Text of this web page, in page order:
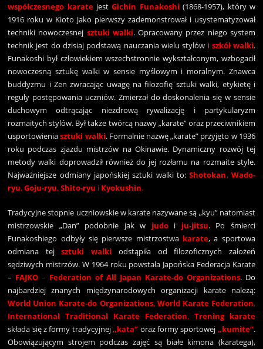
współczesnego karatejestGichin Funakoshi (1868-1957), który w
1916 roku w Kioto jako pierwszy zademonstrował i usystematyzował
techniki nowoczesnej sztuki walki. Opracowany przez niego system
technik jest do dzisiaj podstawą nauczania wielu stylów i szkół walki.
Funakoshi był człowiekiem wszechstronnie wykształconym, wzbogacił
nowoczesną sztukę walki w sensie myślowym i moralnym. Znawca
buddyzmu i Zen zwracając uwagę na filozofię sztuki walki, etykietę i
reguły postępowania uczniów. Zmierzał do doskonalenia się w sensie
duchowym odtrącając niezdrową rywalizację i partykularyzm
rozmaitych stylów. Był także twórcą nazwy „karate” oraz przeciwnikiem
usportowieniasztuki walki. Formalnie nazwę „karate” przyjęto w 1936
roku podczas zjazdu mistrzów na Okinawie. Dynamiczny rozwój tej
metody walki doprowadził również do jej rozłamu na rozmaite style.
Najważniejsze odmiany japońskiej sztuki walki to: Shotokan, Wado-
ryu,Goju-ryu,Shito-ryu i Kyokushin.
Tradycyjne stopnie uczniowskie w karate nazywane są „kyu” natomiast
mistrzowskie „Dan” podobnie jak w judoi ju-jitsu. Po śmierci
Funakoshiego odbyły się pierwsze mistrzostwa karate, a sportowa
odmiana tejsztuki walki odstąpiła od filozoficznych założeń
sędziwych mistrzów. W 1964 roku powstała Japońska Federacja Karate
– FAJKO – Federation of All Japan Karate-do Organizations. Do
najbardziej znanych międzynarodowych organizacji karate należą:
World Union Karate-do Organizations, World Karate Federation,
International Traditional Karate Federation. Trening karate
składa się z formy tradycyjnej„kata” oraz formy sportowej „kumite”.
Obowiązującym strojem podczas zajęć są białe kimona (karatega),